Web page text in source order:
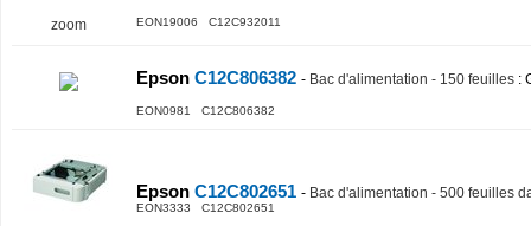
zoom EON19006 C12C932011
Epson C12C806382 - Bac d'alimentation - 150 feuilles :
EON0981 C12C806382
Epson C12C802651 - Bac d'alimentation - 500 feuilles
EON3333 C12C802651